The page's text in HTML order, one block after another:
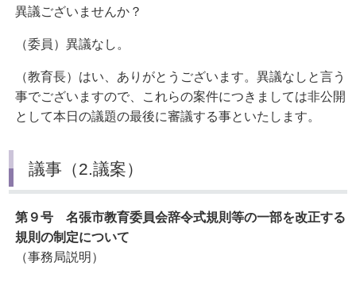
異議ございませんか？
（委員）異議なし。
（教育長）はい、ありがとうございます。異議なしと言う
事でございますので、これらの案件につきましては非公開
として本日の議題の最後に審議する事といたします。
議事（2.議案）
第９号 名張市教育委員会辞令式規則等の一部を改正する
規則の制定について
（事務局説明）